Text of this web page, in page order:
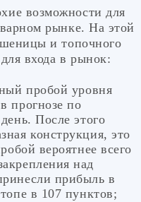
возможности для
рынке. На этой
и топочного
входа в рынок:
пробой уровня
прогнозе по
После этого
конструкция, это
вероятнее всего
над
прибыль в
в 107 пунктов;